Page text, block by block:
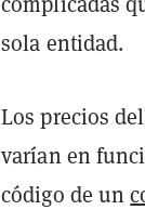
sola entidad.
Los precios
varían en
código de un